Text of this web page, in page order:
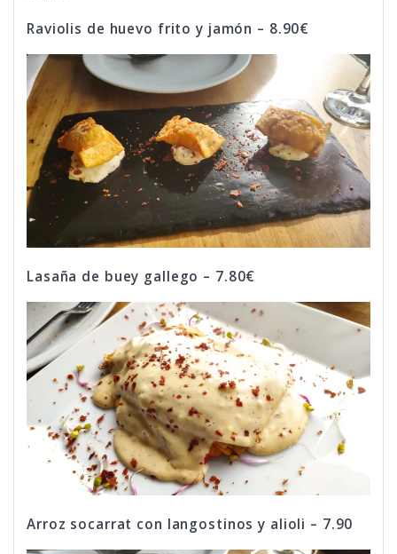
Raviolis de huevo frito y jamón – 8.90€
Lasaña de buey gallego – 7.80€
Arroz socarrat con langostinos y alioli – 7.90